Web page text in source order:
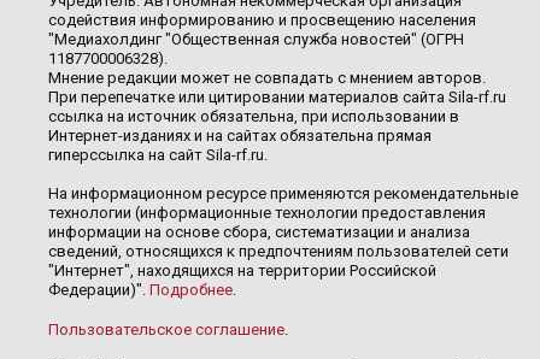
содействия информированию и просвещению населения
"Медиахолдинг "Общественная служба новостей" (ОГРН
1187700006328).
Мнение редакции может не совпадать с мнением авторов.
При перепечатке или цитировании материалов сайта Sila-rf.ru
ссылка на источник обязательна, при использовании в
Интернет-изданиях и на сайтах обязательна прямая
гиперссылка на сайт Sila-rf.ru.
На информационном ресурсе применяются рекомендательные
технологии (информационные технологии предоставления
информации на основе сбора, систематизации и анализа
сведений, относящихся к предпочтениям пользователей сети
"Интернет", находящихся на территории Российской
Федерации)". Подробнее.
Пользовательское соглашение.